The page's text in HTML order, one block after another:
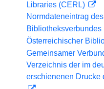
Libraries (CERL)
Normdateneintrag
Bibliotheksverbundes
Österreichischer
Gemeinsamer
Verzeichnis der im
erschienenen Drucke